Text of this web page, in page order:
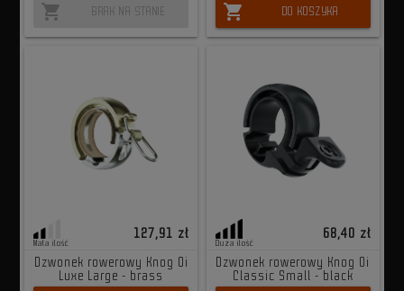
shopping_cart BRAK NA STANIE shopping_cart DO KOSZYKA
Mała ilość
127,91 zł
Dzwonek rowerowy Knog Oi
Luxe Large - brass
Duża ilość
68,40 zł
Dzwonek rowerowy Knog Oi
Classic Small - black